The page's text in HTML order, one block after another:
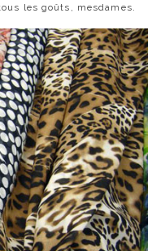
les goûts, mesdames.